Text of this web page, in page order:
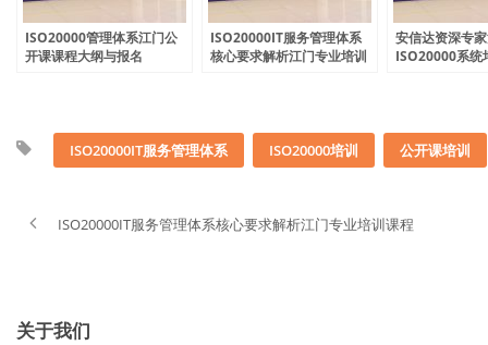
ISO20000管理体系江门公
开课课程大纲与报名
ISO20000IT服务管理体系
核心要求解析江门专业培训
安信达资深专
ISO20000系统
ISO20000IT服务管理体系 ISO20000培训 公开课培训
ISO20000IT服务管理体系核心要求解析江门专业培训课程
关于我们